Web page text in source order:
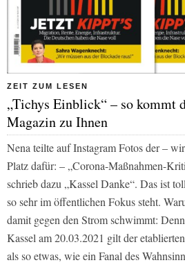
ZEIT ZUM LESEN
„Tichys Einblick“ – so kommt
Magazin zu Ihnen
Nena teilte auf Instagram Fotos der –
Platz dafür: – „Corona-Maßnahmen-
schrieb dazu „Kassel Danke“. Das ist
so sehr im öffentlichen Fokus steht.
damit gegen den Strom schwimmt:
Kassel am 20.03.2021 gilt der
als so etwas, wie ein Fanal des